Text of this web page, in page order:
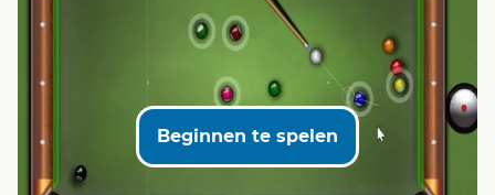
Beginnen te spelen